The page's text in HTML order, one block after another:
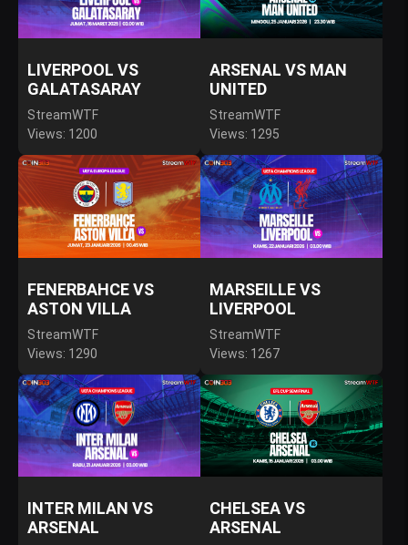
LIVERPOOL VS
GALATASARAY
StreamWTF
Views: 1200
ARSENAL VS MAN
UNITED
StreamWTF
Views: 1295
FENERBAHCE VS
ASTON VILLA
StreamWTF
Views: 1290
MARSEILLE VS
LIVERPOOL
StreamWTF
Views: 1267
INTER MILAN VS
ARSENAL
CHELSEA VS
ARSENAL